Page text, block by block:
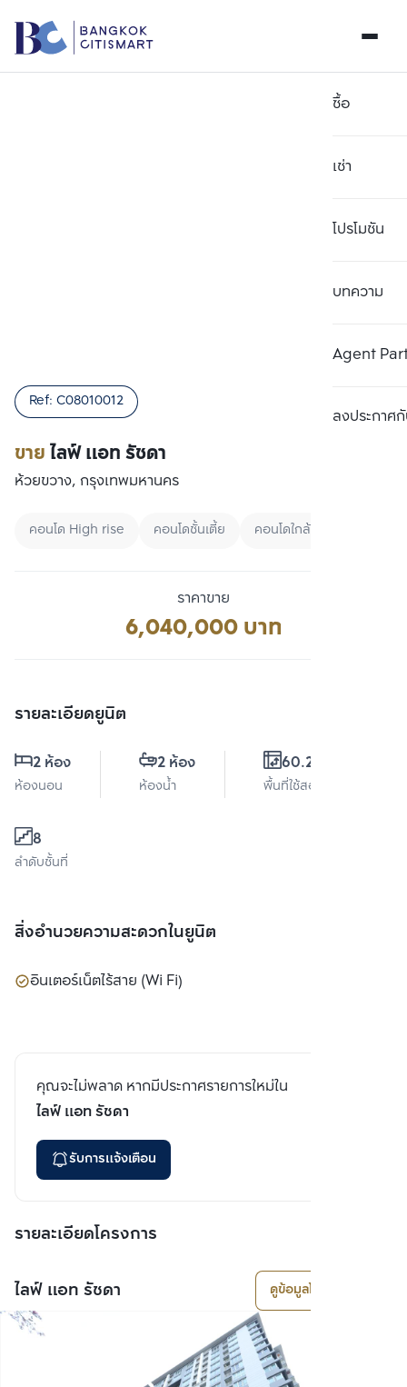
ซื้อ
เช่า
โปรโมชัน
บทความ
Agent
ลงประกาศกั
ขายไลฟ์ แอท รัชดา
Ref: C08010012
ห้วยขวาง, กรุงเทพมหานคร
คอนโด High rise คอนโดชั้นเตี้ย คอนโดใกล้มหาลัย
ราคาขาย
6,040,000 บาท
รายละเอียดยูนิต
2 ห้อง
ห้องนอน
2 ห้อง
ห้องน้ำ
60.25 ตร.ม.
พื้นที่ใช้สอย
8
ลำดับชั้นที่
สิ่งอำนวยความสะดวกในยูนิต
อินเตอร์เน็ตไร้สาย (Wi Fi)
คุณจะไม่พลาด หากมีประกาศรายการใหม่ใน
ไลฟ์ แอท รัชดา
รับการแจ้งเตือน
รายละเอียดโครงการ
ไลฟ์ แอท รัชดา ดูข้อมูลโครงการ
เปรียบเทียบ